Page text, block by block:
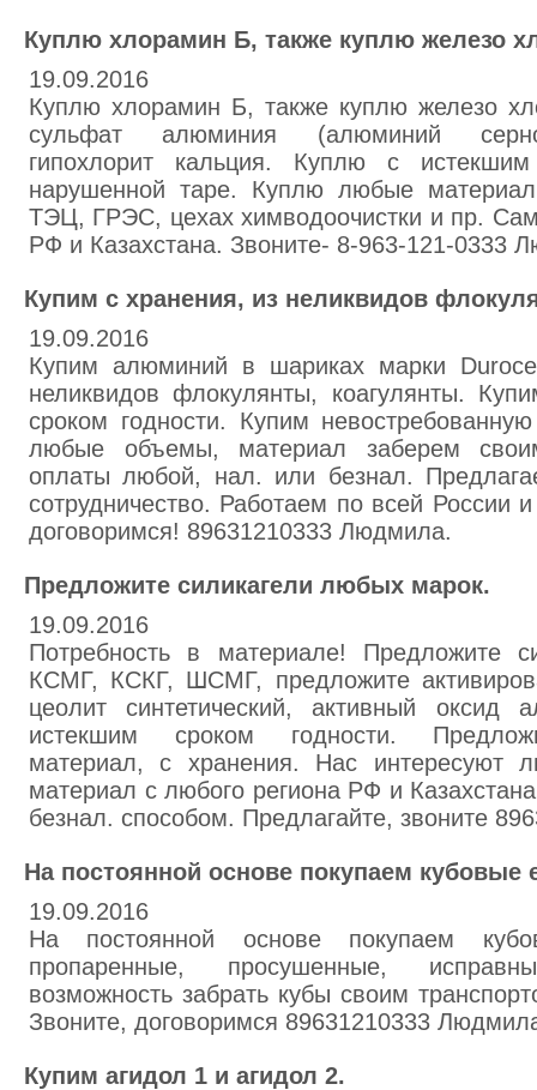
Куплю хлорамин Б, также куплю железо
19.09.2016
Куплю хлорамин Б, также куплю железо
сульфат алюминия (алюминий
гипохлорит кальция. Куплю с
нарушенной таре. Куплю любые
ТЭЦ, ГРЭС, цехах химводоочистки и пр.
РФ и Казахстана. Звоните- 8-963-121-0333
Купим с хранения, из неликвидов
19.09.2016
Купим алюминий в шариках марки
неликвидов флокулянты, коагулянты.
сроком годности. Купим
любые объемы, материал заберем
оплаты любой, нал. или безнал.
сотрудничество. Работаем по всей России
договоримся! 89631210333 Людмила.
Предложите силикагели любых марок.
19.09.2016
Потребность в материале! Предложите
КСМГ, КСКГ, ШСМГ, предложите
цеолит синтетический, активный оксид
истекшим сроком годности.
материал, с хранения. Нас интересуют
материал с любого региона РФ и
безнал. способом. Предлагайте, звоните
На постоянной основе покупаем кубовые
19.09.2016
На постоянной основе покупаем
пропаренные, просушенные,
возможность забрать кубы своим
Звоните, договоримся 89631210333
Купим агидол 1 и агидол 2.